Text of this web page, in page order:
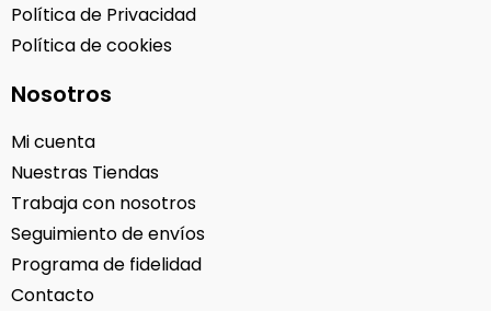
Política de Privacidad
Política de cookies
Nosotros
Mi cuenta
Nuestras Tiendas
Trabaja con nosotros
Seguimiento de envíos
Programa de fidelidad
Contacto